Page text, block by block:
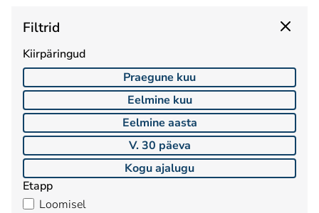
Filtrid
Kiirpäringud
Praegune kuu
Eelmine kuu
Eelmine aasta
V. 30 päeva
Kogu ajalugu
Etapp
Loomisel